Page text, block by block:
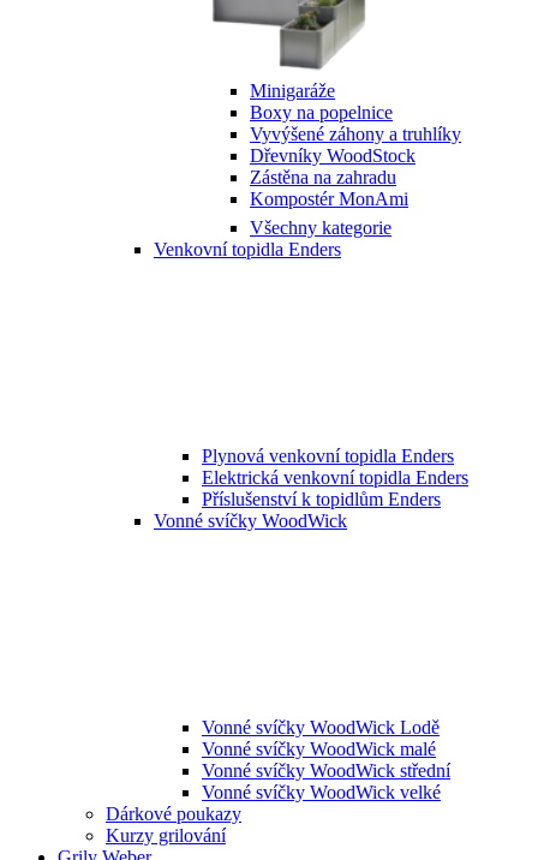
Minigaráže
Boxy na popelnice
Vyvýšené záhony a truhlíky
Dřevníky WoodStock
Zástěna na zahradu
Kompostér MonAmi
Všechny kategorie
Venkovní topidla Enders
Plynová venkovní topidla Enders
Elektrická venkovní topidla Enders
Příslušenství k topidlům Enders
Vonné svíčky WoodWick
Vonné svíčky WoodWick Lodě
Vonné svíčky WoodWick malé
Vonné svíčky WoodWick střední
Vonné svíčky WoodWick velké
Dárkové poukazy
Kurzy grilování